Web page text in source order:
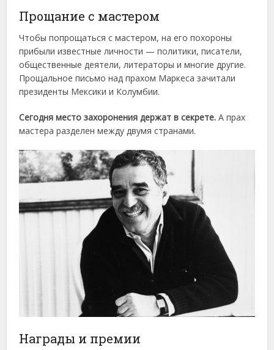
Прощание с мастером
Чтобы попрощаться с мастером, на его похороны
прибыли известные личности — политики, писатели,
общественные деятели, литераторы и многие другие.
Прощальное письмо над прахом Маркеса зачитали
президенты Мексики и Колумбии.
Сегодня место захоронения держат в секрете. А прах
мастера разделен между двумя странами.
Награды и премии